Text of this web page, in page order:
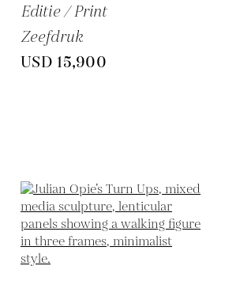
Editie / Print
Zeefdruk
USD 15,900